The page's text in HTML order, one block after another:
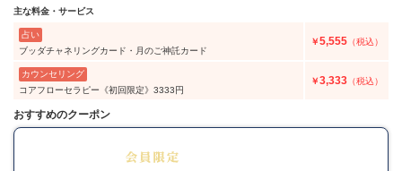
主な料金・サービス
占い
ブッダチャネリングカード・月のご神託カード
￥5,555 （税込）
カウンセリング
コアフローセラピー《初回限定》3333円
￥3,333 （税込）
おすすめのクーポン